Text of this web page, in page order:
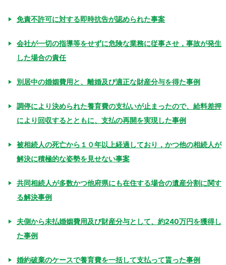
免責不許可に対する即時抗告が認められた事案
会社が一切の指導等をせずに危険な業務に従事させ，事故が発生
した場合の責任
別居中の婚姻費用と、離婚及び適正な財産分与を得た事例
調停により決められた養育費の支払いが止まったので、給料差押
により回収するとともに、支払の再開を実現した事例
被相続人の死亡から１０年以上経過しており，かつ他の相続人が
解決に積極的な姿勢を見せない事案
共同相続人が多数かつ他府県にも在住する場合の遺産分割に関す
る解決事例
夫側から未払婚姻費用及び財産分与として、約240万円を獲得し
た事例
婚約破棄のケースで養育費を一括して支払って貰った事例